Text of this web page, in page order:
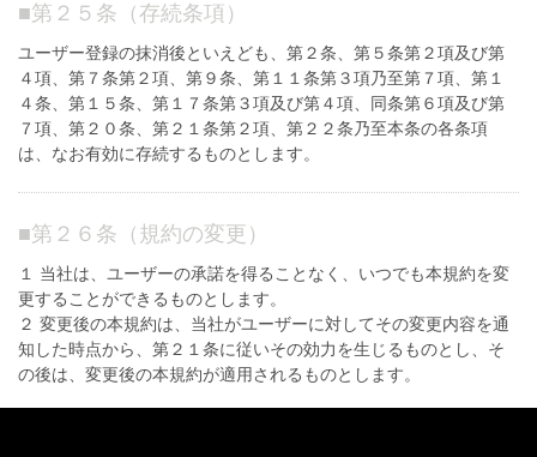
■第２５条（存続条項）
ユーザー登録の抹消後といえども、第２条、第５条第２項及び第
４項、第７条第２項、第９条、第１１条第３項乃至第７項、第１
４条、第１５条、第１７条第３項及び第４項、同条第６項及び第
７項、第２０条、第２１条第２項、第２２条乃至本条の各条項
は、なお有効に存続するものとします。
■第２６条（規約の変更）
１ 当社は、ユーザーの承諾を得ることなく、いつでも本規約を変
更することができるものとします。
２ 変更後の本規約は、当社がユーザーに対してその変更内容を通
知した時点から、第２１条に従いその効力を生じるものとし、そ
の後は、変更後の本規約が適用されるものとします。